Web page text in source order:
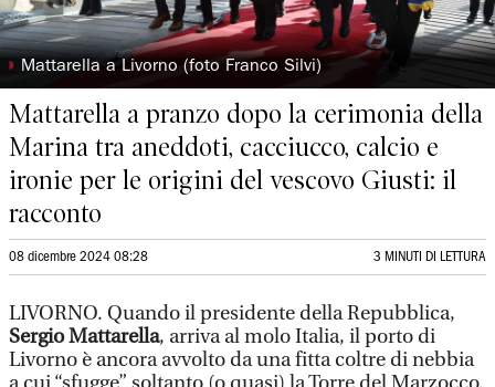
◗ Mattarella a Livorno (foto Franco Silvi)
Mattarella a pranzo dopo la cerimonia della
Marina tra aneddoti, cacciucco, calcio e
ironie per le origini del vescovo Giusti: il
racconto
08 dicembre 2024 08:28 3 MINUTI DI LETTURA
LIVORNO. Quando il presidente della Repubblica,
Sergio Mattarella, arriva al molo Italia, il porto di
Livorno è ancora avvolto da una fitta coltre di nebbia